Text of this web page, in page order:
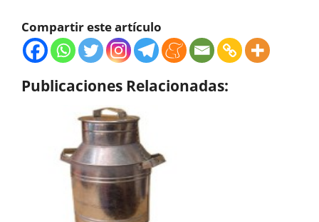
Compartir este artículo
Publicaciones Relacionadas: